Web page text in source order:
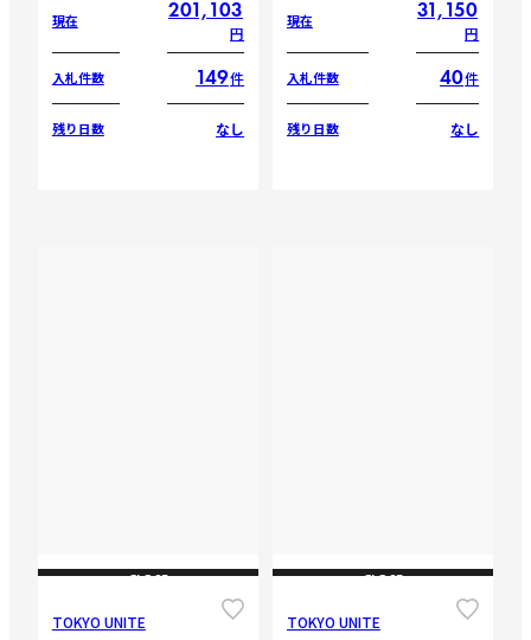
現在 201,103
円
入札件数 149件
残り日数 なし
現在 31,150
円
入札件数 40件
残り日数 なし
CLOSE
TOKYO UNITE
CLOSE
TOKYO UNITE